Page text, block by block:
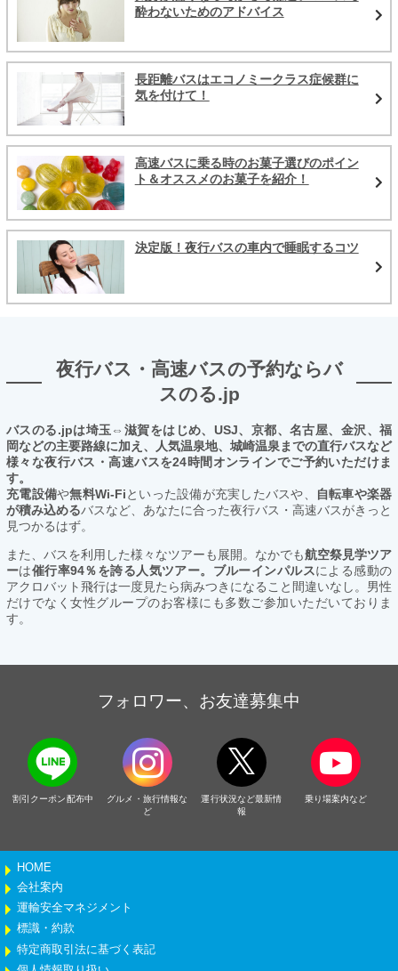
酔わないためのアドバイス
長距離バスはエコノミークラス症候群に
気を付けて！
高速バスに乗る時のお菓子選びのポイン
ト＆オススメのお菓子を紹介！
決定版！夜行バスの車内で睡眠するコツ
夜行バス・高速バスの予約ならバ
スのる.jp
バスのる.jpは埼玉⇔滋賀をはじめ、USJ、京都、名古屋、金沢、福
岡などの主要路線に加え、人気温泉地、城崎温泉までの直行バスなど
様々な夜行バス・高速バスを24時間オンラインでご予約いただけま
す。
充電設備や無料Wi-Fiといった設備が充実したバスや、
自転車や楽器
が積み込めるバスなど、あなたに合った夜行バス・高速バスがきっと
見つかるはず。
また、バスを利用した様々なツアーも展開。なかでも航空祭見学ツア
ーは催行率94％を誇る人気ツアー。ブルーインパルスによる感動の
アクロバット飛行は一度見たら病みつきになること間違いなし。男性
だけでなく女性グループのお客様にも多数ご参加いただいておりま
す。
フォロワー、お友達募集中
割引クーポン配布中
グルメ・旅行情報な
ど
運行状況など最新情
報
乗り場案内など
HOME
会社案内
運輸安全マネジメント
標識・約款
特定商取引法に基づく表記